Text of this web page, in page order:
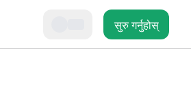
सुरु गर्नुहोस्